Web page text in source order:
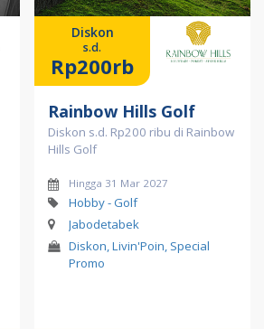
Diskon
s.d.
Rp200rb
Rainbow Hills Golf
Diskon s.d. Rp200 ribu di Rainbow
Hills Golf
Hingga 31 Mar 2027
Hobby - Golf
Jabodetabek
Diskon, Livin'Poin, Special
Promo